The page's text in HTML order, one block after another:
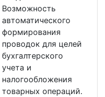
Возможность
автоматического
формирования
проводок для целей
бухгалтерского
учета и
налогообложения
товарных операций.